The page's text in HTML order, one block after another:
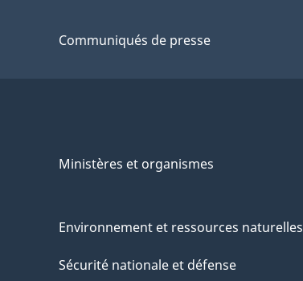
Communiqués de presse
Ministères et organismes
Environnement et ressources naturelles
Sécurité nationale et défense